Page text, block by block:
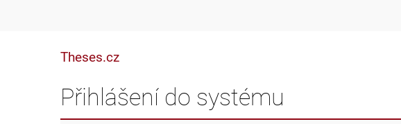
Theses.cz
Přihlášení do systému